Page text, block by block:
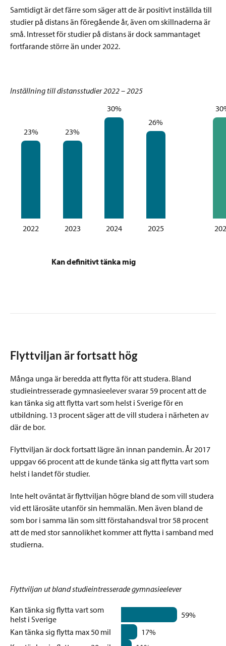
Samtidigt är det färre som säger att de är positivt inställda till
studier på distans än föregående år, även om skillnaderna är
små. Intresset för studier på distans är dock sammantaget
fortfarande större än under 2022.
Inställning till distansstudier 2022 – 2025
23%
2022
23%
2023
30%
2024
26%
2025
Kan definitivt tänka mig
Flyttviljan är fortsatt hög
Många unga är beredda att flytta för att studera. Bland
studieintresserade gymnasieelever svarar 59 procent att de
kan tänka sig att flytta vart som helst i Sverige för en
utbildning. 13 procent säger att de vill studera i närheten av
där de bor.
Flyttviljan är dock fortsatt lägre än innan pandemin. År 2017
uppgav 66 procent att de kunde tänka sig att flytta vart som
helst i landet för studier.
Inte helt oväntat är flyttviljan högre bland de som vill studera
vid ett lärosäte utanför sin hemmalän. Men även bland de
som bor i samma län som sitt förstahandsval tror 58 procent
att de med stor sannolikhet kommer att flytta i samband med
studierna.
Flyttviljan ut bland studieintresserade gymnasieelever
Kan tänka sig flytta vart som
helst i Sverige
59%
Kan tänka sig flytta max 50 mil
17%